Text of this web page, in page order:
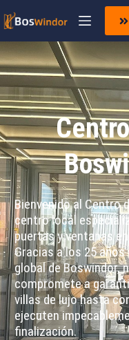
Bienvenido al Centro
centro local
puertas y ventanas
Gracias a los 25
global de Boswindor,
compromete a
villas de lujo hasta
ejecuten
finalización.